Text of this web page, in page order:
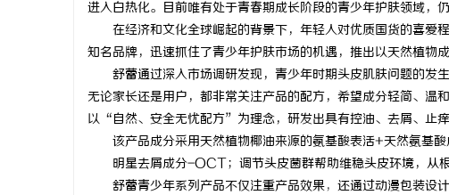
进入白热化。目前唯有处于青春期成长阶段的青少年护肤领域，
在经济和文化全球崛起的背景下，年轻人对优质国货的喜爱
知名品牌，迅速抓住了青少年护肤市场的机遇，推出以天然植物
舒蕾通过深入市场调研发现，青少年时期头皮肌肤问题的发
无论家长还是用户，都非常关注产品的配方，希望成分轻简、温
以“自然、安全无忧配方”为理念，研发出具有控油、去屑、止痒
该产品成分采用天然植物椰油来源的氨基酸表活+天然氨基
明星去屑成分-OCT；调节头皮菌群帮助维稳头皮环境，从
舒蕾青少年系列产品不仅注重产品效果， 还通过动漫包装设